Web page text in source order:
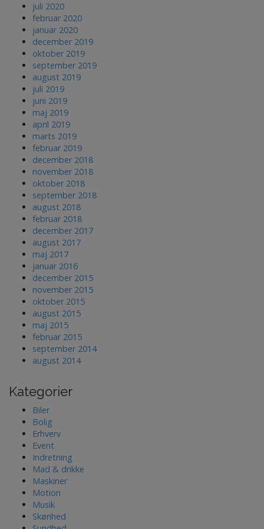
juli 2020
februar 2020
januar 2020
december 2019
oktober 2019
september 2019
august 2019
juli 2019
juni 2019
maj 2019
april 2019
marts 2019
februar 2019
december 2018
november 2018
oktober 2018
september 2018
august 2018
februar 2018
december 2017
august 2017
maj 2017
januar 2016
december 2015
november 2015
oktober 2015
august 2015
maj 2015
februar 2015
september 2014
august 2014
Kategorier
Biler
Bolig
Erhverv
Event
Indretning
Mad & drikke
Maskiner
Motion
Musik
Skønhed